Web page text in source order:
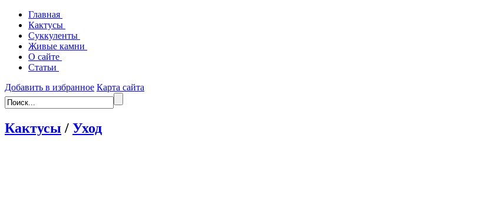
Главная
Кактусы
Суккуленты
Живые камни
О сайте
Статьи
Добавить в избранное Карта сайта
Кактусы / Уход